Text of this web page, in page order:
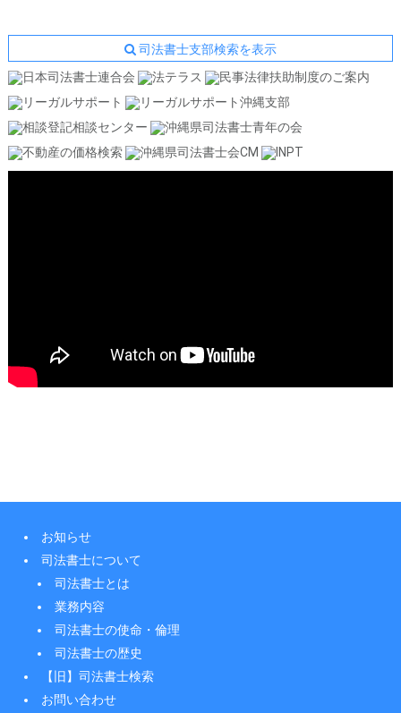
司法書士支部検索を表示
お知らせ
司法書士について
司法書士とは
業務内容
司法書士の使命・倫理
司法書士の歴史
【旧】司法書士検索
お問い合わせ